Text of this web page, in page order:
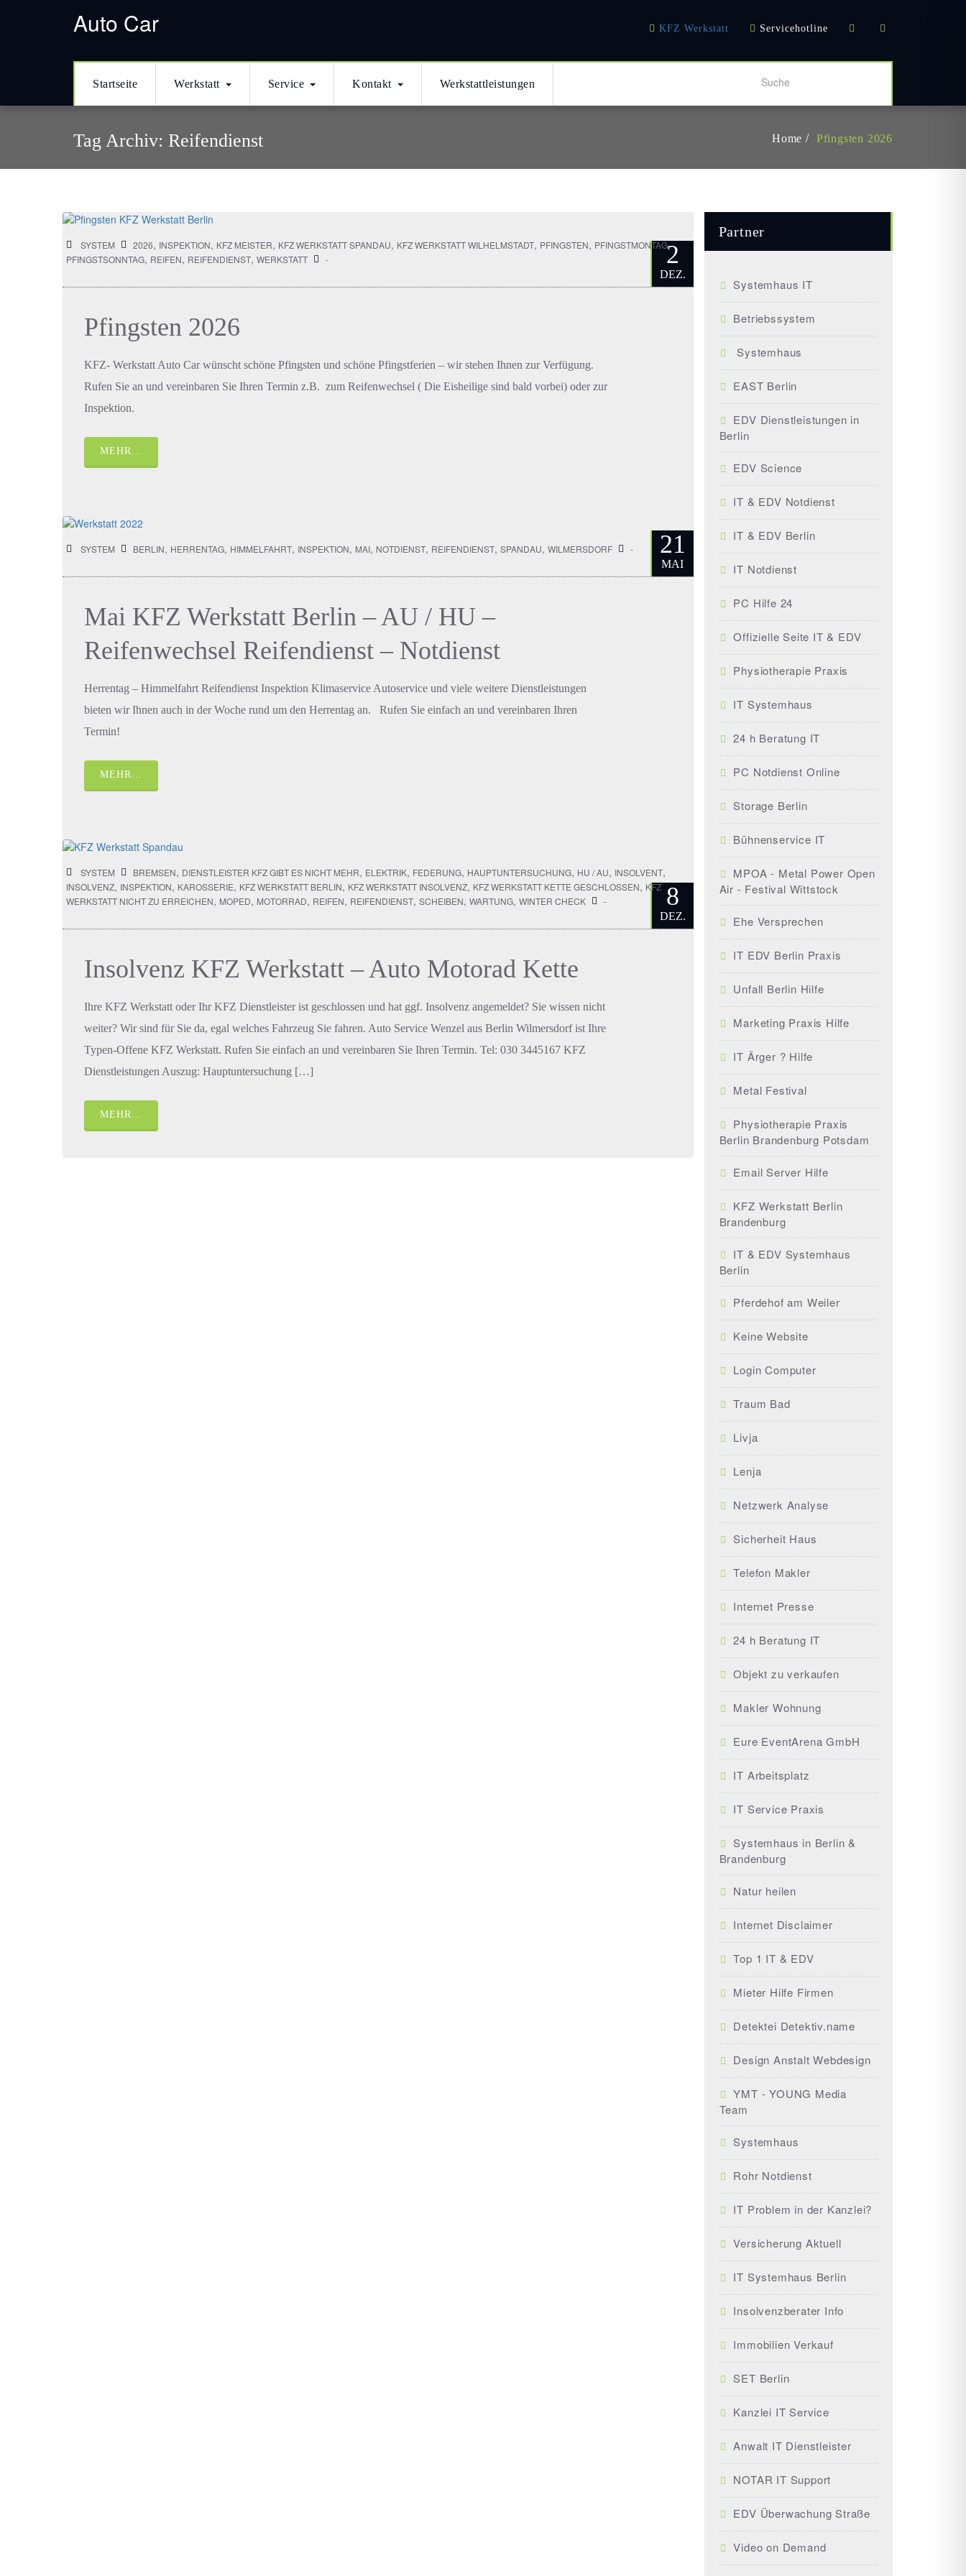
Auto Car KFZ Werkstatt Servicehotline
Startseite Werkstatt Service Kontakt Werkstattleistungen
Tag Archiv: Reifendienst Home Pfingsten 2026
SYSTEM 2026, INSPEKTION, KFZ MEISTER, KFZ WERKSTATT SPANDAU, KFZ WERKSTATT WILHELMSTADT, PFINGSTEN, PFINGSTMONTAG,
PFINGSTSONNTAG, REIFEN, REIFENDIENST, WERKSTATT - 2
DEZ.
Pfingsten 2026
KFZ- Werkstatt Auto Car wünscht schöne Pfingsten und schöne Pfingstferien – wir stehen Ihnen zur Verfügung.
Rufen Sie an und vereinbaren Sie Ihren Termin z.B. zum Reifenwechsel ( Die Eisheilige sind bald vorbei) oder zur
Inspektion.
MEHR...
SYSTEM BERLIN, HERRENTAG, HIMMELFAHRT, INSPEKTION, MAI, NOTDIENST, REIFENDIENST, SPANDAU, WILMERSDORF - 21
MAI
Mai KFZ Werkstatt Berlin – AU / HU –
Reifenwechsel Reifendienst – Notdienst
Herrentag – Himmelfahrt Reifendienst Inspektion Klimaservice Autoservice und viele weitere Dienstleistungen
bieten wir Ihnen auch in der Woche rund um den Herrentag an. Rufen Sie einfach an und vereinbaren Ihren
Termin!
MEHR...
SYSTEM BREMSEN, DIENSTLEISTER KFZ GIBT ES NICHT MEHR, ELEKTRIK, FEDERUNG, HAUPTUNTERSUCHUNG, HU / AU, INSOLVENT,
INSOLVENZ, INSPEKTION, KAROSSERIE, KFZ WERKSTATT BERLIN, KFZ WERKSTATT INSOLVENZ, KFZ WERKSTATT KETTE GESCHLOSSEN, KFZ
WERKSTATT NICHT ZU ERREICHEN, MOPED, MOTORRAD, REIFEN, REIFENDIENST, SCHEIBEN, WARTUNG, WINTER CHECK - 8
DEZ.
Insolvenz KFZ Werkstatt – Auto Motorad Kette
Ihre KFZ Werkstatt oder Ihr KFZ Dienstleister ist geschlossen und hat ggf. Insolvenz angemeldet? Sie wissen nicht
weiter? Wir sind für Sie da, egal welches Fahrzeug Sie fahren. Auto Service Wenzel aus Berlin Wilmersdorf ist Ihre
Typen-Offene KFZ Werkstatt. Rufen Sie einfach an und vereinbaren Sie Ihren Termin. Tel: 030 3445167 KFZ
Dienstleistungen Auszug: Hauptuntersuchung […]
MEHR...
Partner
Systemhaus IT
Betriebssystem
Systemhaus
EAST Berlin
EDV Dienstleistungen in
Berlin
EDV Science
IT & EDV Notdienst
IT & EDV Berlin
IT Notdienst
PC Hilfe 24
Offizielle Seite IT & EDV
Physiotherapie Praxis
IT Systemhaus
24 h Beratung IT
PC Notdienst Online
Storage Berlin
Bühnenservice IT
MPOA - Metal Power Open
Air - Festival Wittstock
Ehe Versprechen
IT EDV Berlin Praxis
Unfall Berlin Hilfe
Marketing Praxis Hilfe
IT Ärger ? Hilfe
Metal Festival
Physiotherapie Praxis
Berlin Brandenburg Potsdam
Email Server Hilfe
KFZ Werkstatt Berlin
Brandenburg
IT & EDV Systemhaus
Berlin
Pferdehof am Weiler
Keine Website
Login Computer
Traum Bad
Livja
Lenja
Netzwerk Analyse
Sicherheit Haus
Telefon Makler
Internet Presse
24 h Beratung IT
Objekt zu verkaufen
Makler Wohnung
Eure EventArena GmbH
IT Arbeitsplatz
IT Service Praxis
Systemhaus in Berlin &
Brandenburg
Natur heilen
Internet Disclaimer
Top 1 IT & EDV
Mieter Hilfe Firmen
Detektei Detektiv.name
Design Anstalt Webdesign
YMT - YOUNG Media
Team
Systemhaus
Rohr Notdienst
IT Problem in der Kanzlei?
Versicherung Aktuell
IT Systemhaus Berlin
Insolvenzberater Info
Immobilien Verkauf
SET Berlin
Kanzlei IT Service
Anwalt IT Dienstleister
NOTAR IT Support
EDV Überwachung Straße
Video on Demand